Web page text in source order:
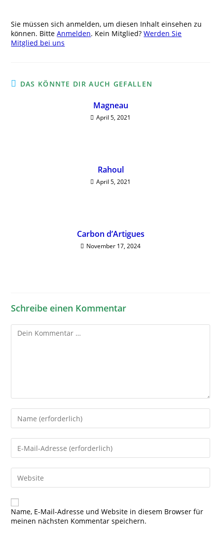
Sie müssen sich anmelden, um diesen Inhalt einsehen zu
können. BitteAnmelden. Kein Mitglied?Werden Sie
Mitglied bei uns
DAS KÖNNTE DIR AUCH GEFALLEN
Magneau
April 5, 2021
Rahoul
April 5, 2021
Carbon d’Artigues
November 17, 2024
Schreibe einen Kommentar
Kommentar
deinen
Namen
oder
Benutzernamen
zum
Kommentieren
ein
Gib
deine
E-
Mail-
Adresse
zum
Kommentieren
ein
Gib
deine
Website-
URL
ein
(optional)
Name, E-Mail-Adresse und Website in diesem Browser für
meinen nächsten Kommentar speichern.